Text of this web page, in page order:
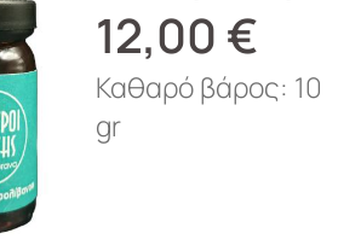
12,00 €
Καθαρό βάρος: 10
gr